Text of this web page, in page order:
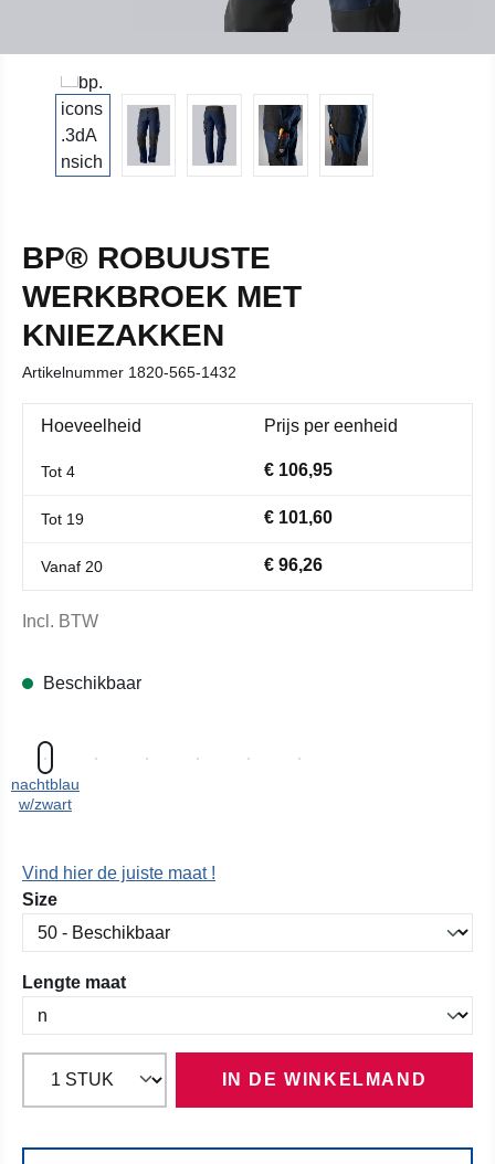
BP® ROBUUSTE
WERKBROEK MET
KNIEZAKKEN
Artikelnummer 1820-565-1432
Hoeveelheid Prijs per eenheid
Tot 4 € 106,95
Tot 19 € 101,60
Vanaf 20 € 96,26
Incl. BTW
Beschikbaar
nachtblau
w/zwart
Vind hier de juiste maat !
Selecteer
Size
Selecteer
Lengte maat
IN DE WINKELMAND